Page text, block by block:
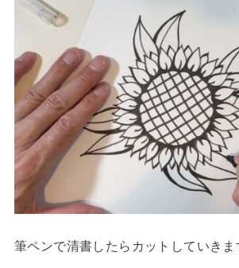
筆ペンで清書したらカットしていきま